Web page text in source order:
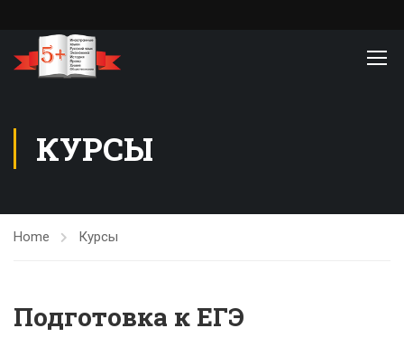
КУРСЫ
Home Курсы
Подготовка к ЕГЭ